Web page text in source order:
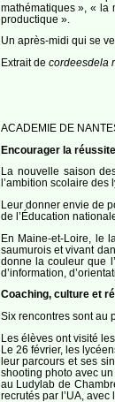
mathématiques », « la
productique ».
Un après-midi qui se
Extrait de cordeesdela
ACADEMIE DE
Encourager la
La nouvelle saison
l’ambition scolaire
Leur donner envie de
de l’Éducation
En Maine-et-Loire, le
saumurois et vivant
donne la couleur que
d’information,
Coaching, culture et
Six rencontres sont au
Les élèves ont visité
Le 26 février, les
leur parcours et ses
shooting photo avec
au Ludylab de
recrutés par l’UA,